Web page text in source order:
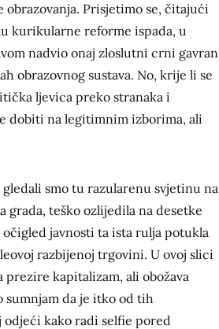
Prisjetimo se, čitajući
kurikularne reforme ispada, u
nadvio onaj zloslutni crni gavran
obrazovnog sustava. No, krije li se
ljevica preko stranaka i
dobiti na legitimnim izborima, ali
smo tu razularenu svjetinu na
grada, teško ozlijedila na desetke
javnosti ta ista rulja potukla
razbijenoj trgovini. U ovoj slici
prezire kapitalizam, ali obožava
da je itko od tih
kako radi selfie pored